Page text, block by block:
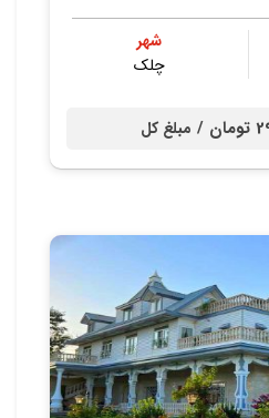
شهر
چلک
/ مبلغ کل